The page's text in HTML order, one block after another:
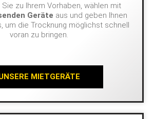
Sie zu Ihrem Vorhaben, wählen mit
Geräte aus und geben Ihnen
um die Trocknung möglichst schnell
voran zu bringen.
MIETGERÄTE